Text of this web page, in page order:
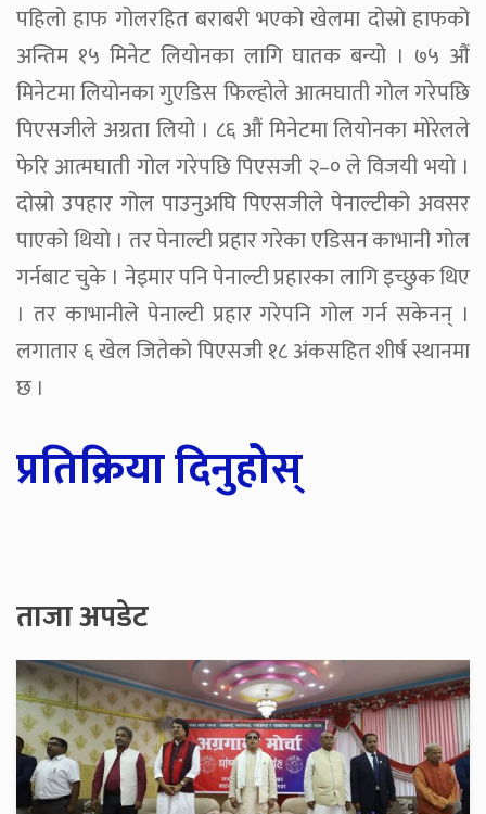
पहिलो हाफ गोलरहित बराबरी भएको खेलमा दोस्रो हाफको
अन्तिम १५ मिनेट लियोनका लागि घातक बन्यो । ७५ औं
मिनेटमा लियोनका गुएडिस फिल्होले आत्मघाती गोल गरेपछि
पिएसजीले अग्रता लियो । ८६ औं मिनेटमा लियोनका मोरेलले
फेरि आत्मघाती गोल गरेपछि पिएसजी २–० ले विजयी भयो ।
दोस्रो उपहार गोल पाउनुअघि पिएसजीले पेनाल्टीको अवसर
पाएको थियो । तर पेनाल्टी प्रहार गरेका एडिसन काभानी गोल
गर्नबाट चुके । नेइमार पनि पेनाल्टी प्रहारका लागि इच्छुक थिए
। तर काभानीले पेनाल्टी प्रहार गरेपनि गोल गर्न सकेनन् ।
लगातार ६ खेल जितेको पिएसजी १८ अंकसहित शीर्ष स्थानमा
छ ।
प्रतिक्रिया दिनुहोस्
ताजा अपडेट